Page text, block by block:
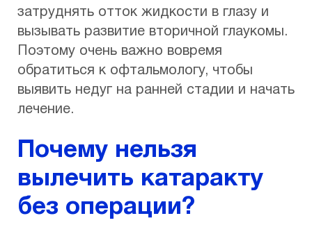
затруднять отток жидкости в глазу и
вызывать развитие вторичной глаукомы.
Поэтому очень важно вовремя
обратиться к офтальмологу, чтобы
выявить недуг на ранней стадии и начать
лечение.
Почему нельзя
вылечить катаракту
без операции?